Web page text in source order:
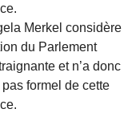
Merkel considère
du Parlement
et n’a donc
formel de cette